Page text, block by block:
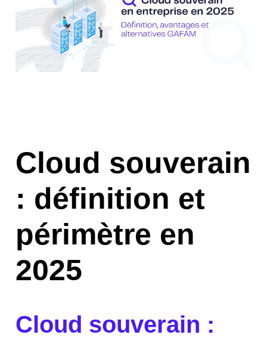
Cloud souverain
: définition et
périmètre en
2025
Cloud souverain :